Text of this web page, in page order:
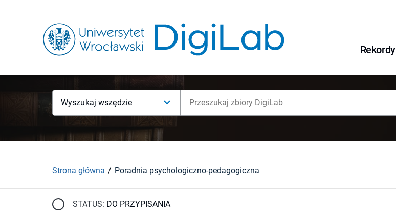
Rekordy
Wyszukaj wszędzie
Strona główna Poradnia psychologiczno-pedagogiczna
STATUS: DO PRZYPISANIA